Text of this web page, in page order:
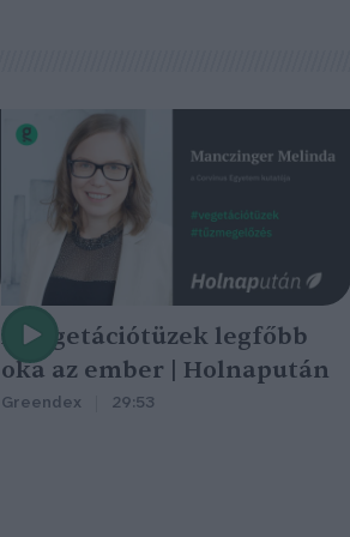
A vegetációtüzek legfőbb
oka az ember | Holnapután
Greendex 29:53